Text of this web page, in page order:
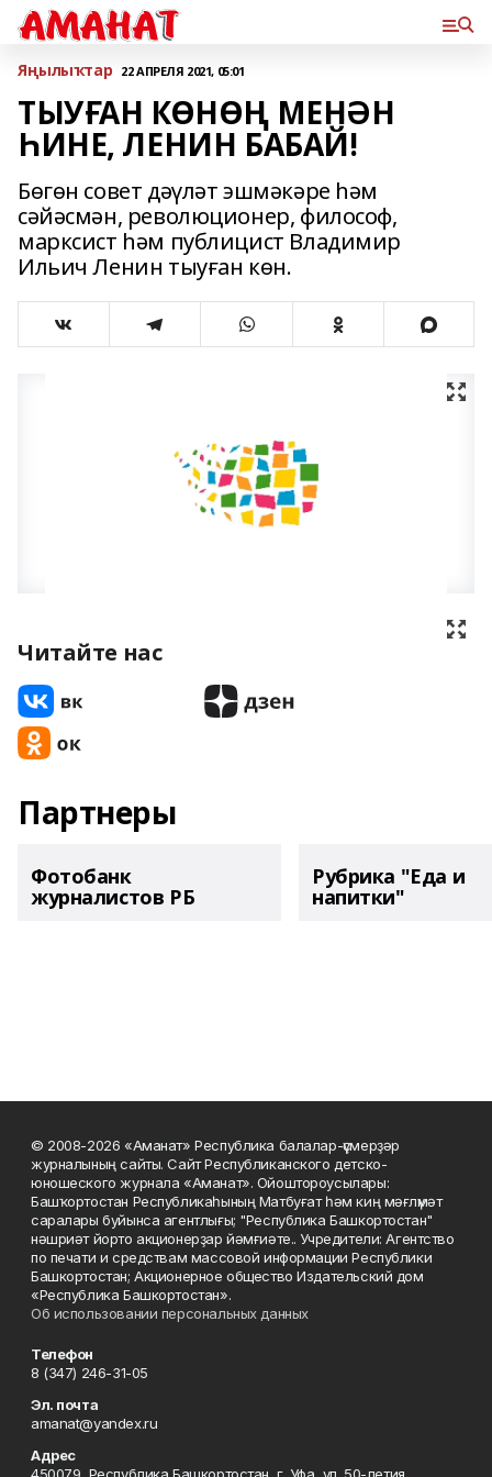
Яңылыҡтар 22 АПРЕЛЯ 2021, 05:01
ТЫУҒАН КӨНӨҢ МЕНӘН
ҺИНЕ, ЛЕНИН БАБАЙ!
Бөгөн совет дәүләт эшмәкәре һәм
сәйәсмән, революционер, философ,
марксист һәм публицист Владимир
Ильич Ленин тыуған көн.
Читайте нас
Партнеры
Фотобанк
журналистов РБ
Рубрика "Еда и
напитки"
© 2008-2026 «Аманат» Республика балалар-үҫмерҙәр
журналының сайты. Сайт Республиканского детско-
юношеского журнала «Аманат». Ойоштороусылары:
Башҡортостан Республикаһының Матбуғат һәм киң мәғлүмәт
саралары буйынса агентлығы; "Республика Башкортостан"
нәшриәт йорто акционерҙар йәмғиәте.. Учредители: Агентство
по печати и средствам массовой информации Республики
Башкортостан; Акционерное общество Издательский дом
«Республика Башкортостан».
Об использовании персональных данных
Телефон
8 (347) 246-31-05
Эл. почта
amanat@yandex.ru
Адрес